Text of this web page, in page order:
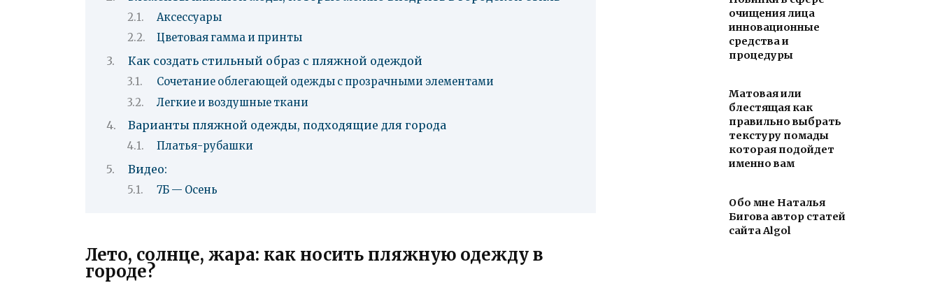
Аксессуары
Цветовая гамма и принты
Как создать стильный образ с пляжной одеждой
Сочетание облегающей одежды с прозрачными элементами
Легкие и воздушные ткани
Варианты пляжной одежды, подходящие для города
Платья-рубашки
Видео:
7Б — Осень
Лето, солнце, жара: как носить пляжную одежду в
городе?
очищения лица
инновационные
средства и
процедуры
Матовая или
блестящая как
правильно выбрать
текстуру помады
которая подойдет
именно вам
Обо мне Наталья
Бигова автор статей
сайта Algol